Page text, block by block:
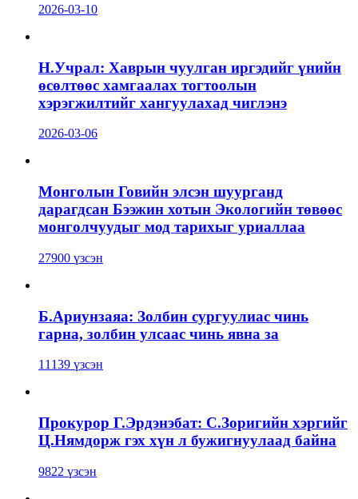
2026-03-10
Н.Учрал: Хаврын чуулган иргэдийг үнийн
өсөлтөөс хамгаалах тогтоолын
хэрэгжилтийг хангуулахад чиглэнэ
2026-03-06
Монголын Говийн элсэн шуурганд
дарагдсан Бээжин хотын Экологийн төвөөс
монголчуудыг мод тарихыг уриаллаа
27900 үзсэн
Б.Ариунзаяа: Золбин сургуулиас чинь
гарна, золбин улсаас чинь явна за
11139 үзсэн
Прокурор Г.Эрдэнэбат: С.Зоригийн хэргийг
Ц.Нямдорж гэх хүн л бужигнуулаад байна
9822 үзсэн